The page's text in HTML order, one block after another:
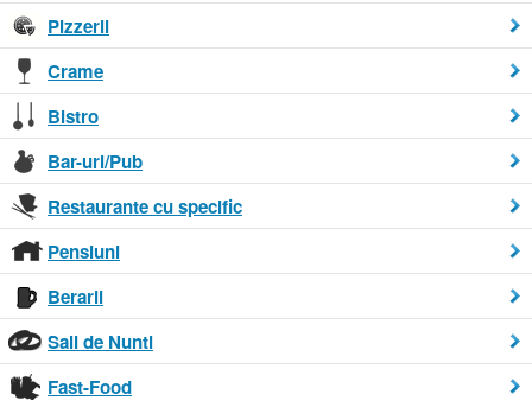
Pizzerii
Crame
Bistro
Bar-uri/Pub
Restaurante cu specific
Pensiuni
Berarii
Sali de Nunti
Fast-Food